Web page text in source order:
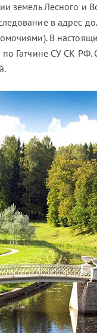
земель Лесного и
в адрес
В
Гатчине СУ СК РФ.